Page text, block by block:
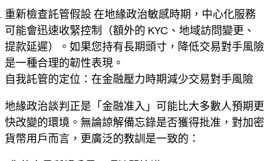
重新檢查託管假設 在地緣政治敏感時期，中心化服務
可能會迅速收緊控制（額外的 KYC、地域訪問變更、
提款延遲）。如果您持有長期頭寸，降低交易對手風險
是一種合理的韌性表現。
自我託管的定位：在金融壓力時期減少交易對手風險
地緣政治談判正是「金融准入」可能比大多數人預期更
快改變的環境。無論諒解備忘錄是否獲得批准，對加密
貨幣用戶而言，更廣泛的教訓是一致的：